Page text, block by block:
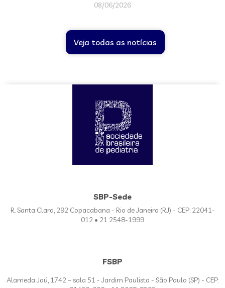
08/06/2026
Veja todas as notícias
SBP-Sede
R. Santa Clara, 292 Copacabana - Rio de Janeiro (RJ) - CEP: 22041-
012 • 21 2548-1999
FSBP
Alameda Jaú, 1742 – sala 51 - Jardim Paulista - São Paulo (SP) - CEP: